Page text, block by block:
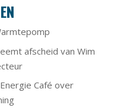
afscheid van Wim
Café over